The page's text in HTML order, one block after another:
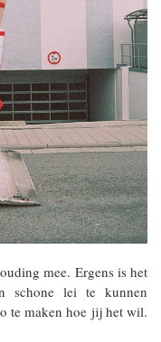
mee. Ergens is het
schone lei te kunnen
te maken hoe jij het wil.